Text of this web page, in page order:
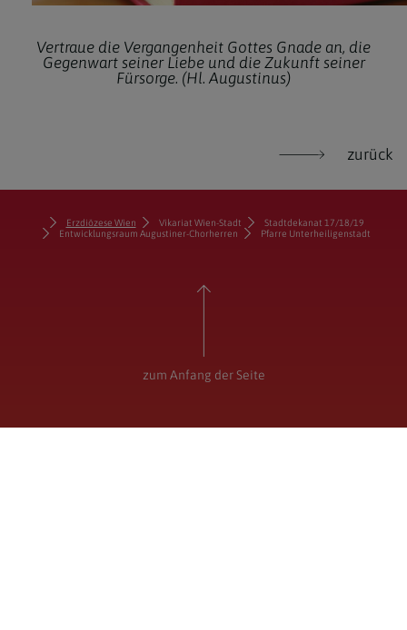
Vertraue die Vergangenheit Gottes Gnade an, die
Gegenwart seiner Liebe und die Zukunft seiner
Fürsorge. (Hl. Augustinus)
zurück
Erzdiözese Wien Vikariat Wien-Stadt
Stadtdekanat 17/18/19
Entwicklungsraum Augustiner-Chorherren
Pfarre Unterheiligenstadt
zum Anfang der Seite